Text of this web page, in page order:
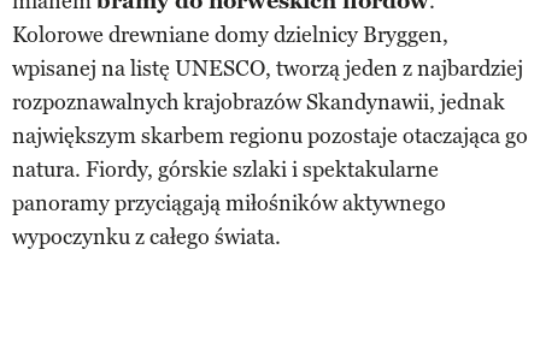
Kolorowe drewniane domy dzielnicy Bryggen,
wpisanej na listę UNESCO, tworzą jeden z najbardziej
rozpoznawalnych krajobrazów Skandynawii, jednak
największym skarbem regionu pozostaje otaczająca go
natura. Fiordy, górskie szlaki i spektakularne
panoramy przyciągają miłośników aktywnego
wypoczynku z całego świata.